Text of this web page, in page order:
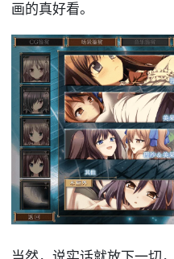
画的真好看。